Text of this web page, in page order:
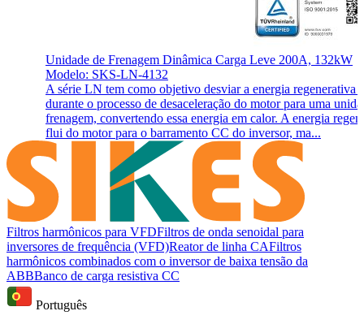
Unidade de Frenagem Dinâmica Carga Leve 200A, 132kW
Modelo: SKS-LN-4132
A série LN tem como objetivo desviar a energia regenerativa
durante o processo de desaceleração do motor para uma
frenagem, convertendo essa energia em calor. A energia
flui do motor para o barramento CC do inversor, ma...
Filtros harmônicos para VFDFiltros de onda senoidal para
inversores de frequência (VFD)Reator de linha CAFiltros
harmônicos combinados com o inversor de baixa tensão da
ABBBanco de carga resistiva CC
Português